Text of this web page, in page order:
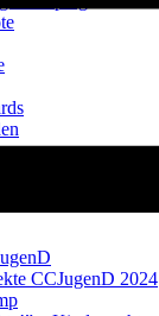
CCJugenD 2024